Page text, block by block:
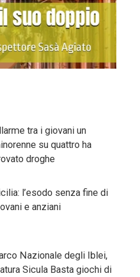
tra i giovani un
su quattro ha
droghe
l’esodo senza fine di
e anziani
Nazionale degli Iblei,
Sicula Basta giochi di